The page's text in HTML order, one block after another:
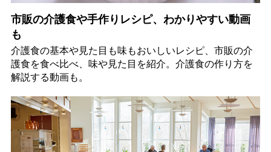
市販の介護食や手作りレシピ、わかりやすい動画
も
介護食の基本や見た目も味もおいしいレシピ、市販の介
護食を食べ比べ、味や見た目を紹介。介護食の作り方を
解説する動画も。